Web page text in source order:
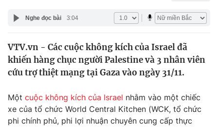
Tin tức
Thế giới đó đây
Kinh tế
Tài chính
Thị trường
Góc doanh nghiệp
Truyền hình
Nghe đọc bài 3:04
VTV.vn - Các cuộc không kích của Israel đã
khiến hàng chục người Palestine và 3 nhân viên
cứu trợ thiệt mạng tại Gaza vào ngày 31/11.
Một cuộc không kích của Israel nhằm vào một chiếc
xe của tổ chức World Central Kitchen (WCK, tổ chức
phi chính phủ, phi lợi nhuận chuyên cung cấp thực